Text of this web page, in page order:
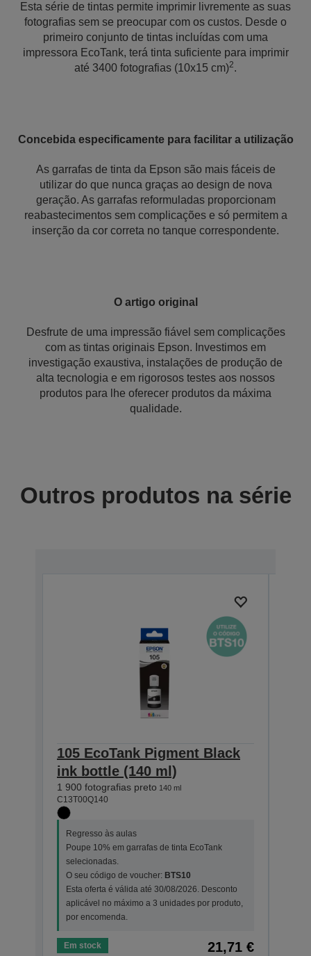
Esta série de tintas permite imprimir livremente as suas
fotografias sem se preocupar com os custos. Desde o
primeiro conjunto de tintas incluídas com uma
impressora EcoTank, terá tinta suficiente para imprimir
até 3400 fotografias (10x15 cm)2.
Concebida especificamente para facilitar a utilização
As garrafas de tinta da Epson são mais fáceis de
utilizar do que nunca graças ao design de nova
geração. As garrafas reformuladas proporcionam
reabastecimentos sem complicações e só permitem a
inserção da cor correta no tanque correspondente.
O artigo original
Desfrute de uma impressão fiável sem complicações
com as tintas originais Epson. Investimos em
investigação exaustiva, instalações de produção de
alta tecnologia e em rigorosos testes aos nossos
produtos para lhe oferecer produtos da máxima
qualidade.
Outros produtos na série
105 EcoTank Pigment Black
ink bottle (140 ml)
1 900 fotografias preto 140 ml
C13T00Q140
Regresso às aulas
Poupe 10% em garrafas de tinta EcoTank
selecionadas.
O seu código de voucher: BTS10
Esta oferta é válida até 30/08/2026. Desconto
aplicável no máximo a 3 unidades por produto,
por encomenda.
Em stock 21,71 €